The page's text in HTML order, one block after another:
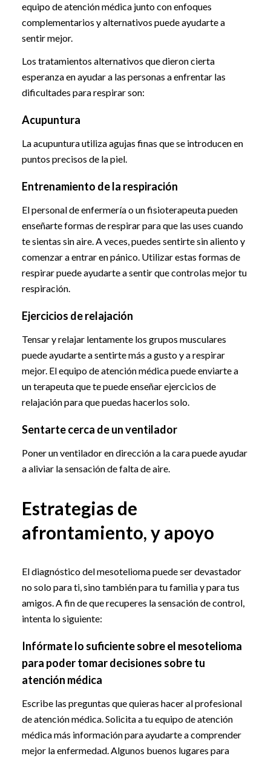
equipo de atención médica junto con enfoques
complementarios y alternativos puede ayudarte a
sentir mejor.
Los tratamientos alternativos que dieron cierta
esperanza en ayudar a las personas a enfrentar las
dificultades para respirar son:
Acupuntura
La acupuntura utiliza agujas finas que se introducen en
puntos precisos de la piel.
Entrenamiento de la respiración
El personal de enfermería o un fisioterapeuta pueden
enseñarte formas de respirar para que las uses cuando
te sientas sin aire. A veces, puedes sentirte sin aliento y
comenzar a entrar en pánico. Utilizar estas formas de
respirar puede ayudarte a sentir que controlas mejor tu
respiración.
Ejercicios de relajación
Tensar y relajar lentamente los grupos musculares
puede ayudarte a sentirte más a gusto y a respirar
mejor. El equipo de atención médica puede enviarte a
un terapeuta que te puede enseñar ejercicios de
relajación para que puedas hacerlos solo.
Sentarte cerca de un ventilador
Poner un ventilador en dirección a la cara puede ayudar
a aliviar la sensación de falta de aire.
Estrategias de
afrontamiento, y apoyo
El diagnóstico del mesotelioma puede ser devastador
no solo para ti, sino también para tu familia y para tus
amigos. A fin de que recuperes la sensación de control,
intenta lo siguiente:
Infórmate lo suficiente sobre el mesotelioma
para poder tomar decisiones sobre tu
atención médica
Escribe las preguntas que quieras hacer al profesional
de atención médica. Solicita a tu equipo de atención
médica más información para ayudarte a comprender
mejor la enfermedad. Algunos buenos lugares para